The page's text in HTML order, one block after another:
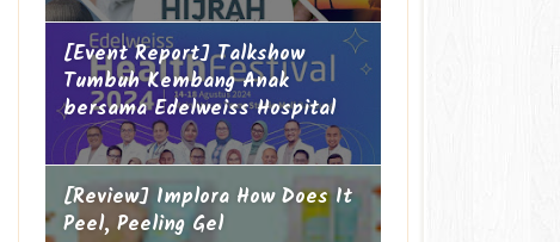
[Event Report] Talkshow
Tumbuh Kembang Anak
bersama Edelweiss Hospital
[Review] Implora How Does It
Peel, Peeling Gel